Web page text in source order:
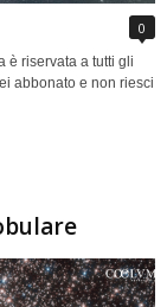
0
è riservata a tutti gli
abbonato e non riesci